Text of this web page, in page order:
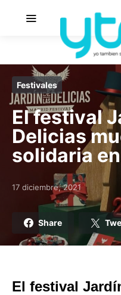
Festivales
El festival
Delicias
solidaria
Posted on
17 diciembre, 2021
Share
El festival